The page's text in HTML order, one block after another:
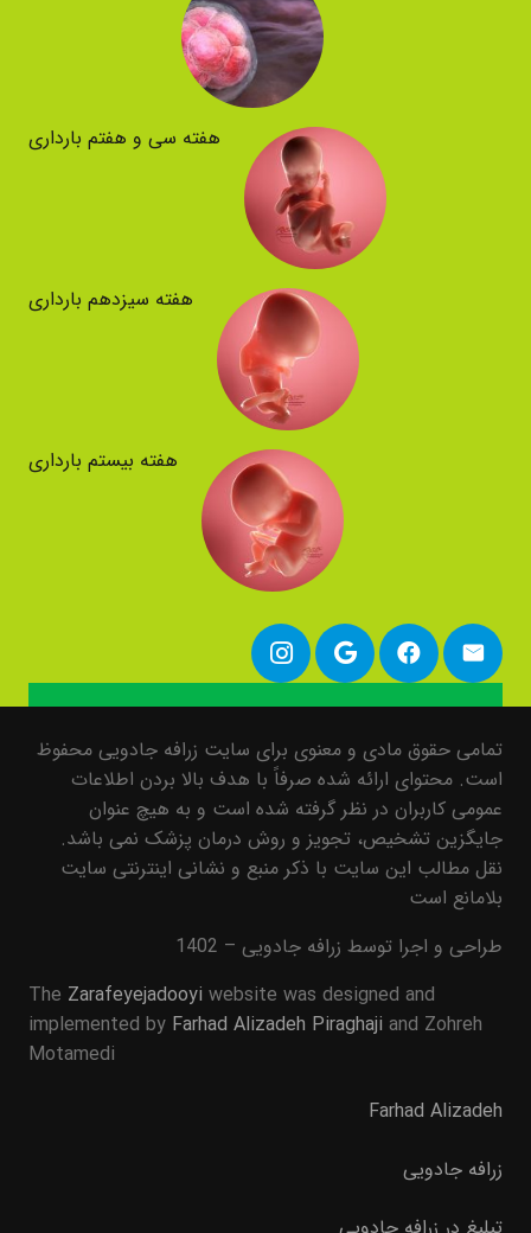
هفته سی و هفتم بارداری
هفته سیزدهم بارداری
هفته بیستم بارداری
تمامی حقوق مادی و معنوی برای سایت زرافه جادویی محفوظ
است. محتوای ارائه شده صرفاً با هدف بالا بردن اطلاعات
عمومی کاربران در نظر گرفته شده است و به هیچ عنوان
جایگزین تشخیص، تجویز و روش درمان پزشک نمی باشد.
نقل مطالب این سایت با ذکر منبع و نشانی اینترنتی سایت
بلامانع است
طراحی و اجرا توسط زرافه جادویی – 1402
The Zarafeyejadooyi website was designed and
implemented by Farhad Alizadeh Piraghaji and Zohreh
Motamedi
Farhad Alizadeh
زرافه جادویی